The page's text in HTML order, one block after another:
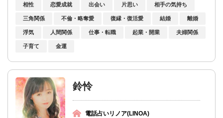
相性 恋愛成就 出会い 片思い 相手の気持ち
三角関係 不倫・略奪愛 復縁・復活愛 結婚 離婚
浮気 人間関係 仕事・転職 起業・開業 夫婦関係
子育て 金運
鈴怜
電話占いリノア(LINOA)